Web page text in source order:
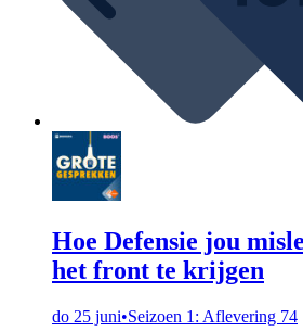
Hoe Defensie jou
het front te krijgen
do 25 juni•Seizoen 1: Aflevering 74